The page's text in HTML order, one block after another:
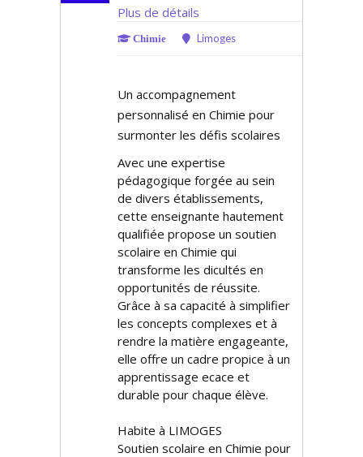
Plus de détails
Chimie Limoges
Un accompagnement
personnalisé en Chimie pour
surmonter les défis scolaires
Avec une expertise
pédagogique forgée au sein
de divers établissements,
cette enseignante hautement
qualifiée propose un soutien
scolaire en Chimie qui
transforme les difficultés en
opportunités de réussite.
Grâce à sa capacité à simplifier
les concepts complexes et à
rendre la matière engageante,
elle offre un cadre propice à un
apprentissage efficace et
durable pour chaque élève.
Habite à LIMOGES
Soutien scolaire en Chimie pour